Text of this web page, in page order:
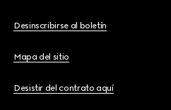
Desinscribirse al boletín
Mapa del sitio
Desistir del contrato aquí